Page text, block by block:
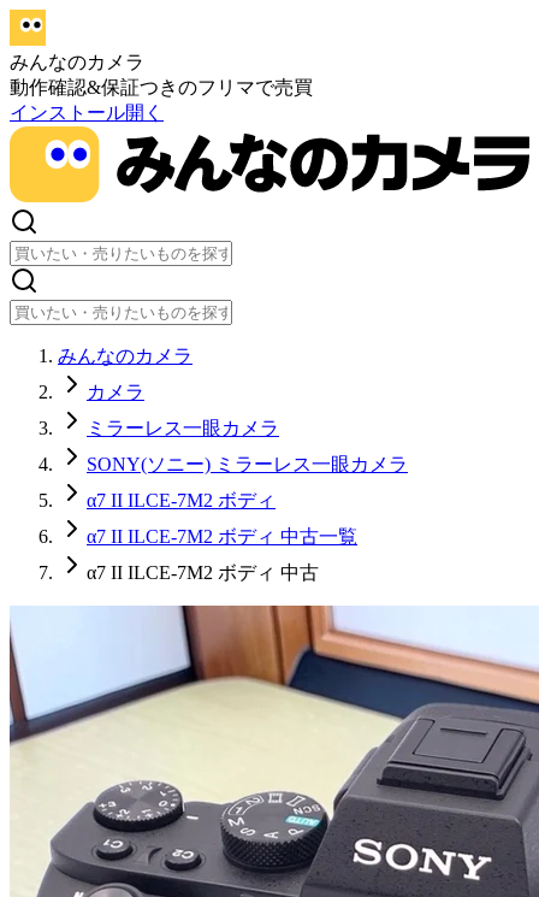
みんなのカメラ
動作確認&保証つきのフリマで売買
インストール開く
みんなのカメラ
カメラ
ミラーレス一眼カメラ
SONY(ソニー) ミラーレス一眼カメラ
α7 II ILCE-7M2 ボディ
α7 II ILCE-7M2 ボディ 中古一覧
α7 II ILCE-7M2 ボディ 中古